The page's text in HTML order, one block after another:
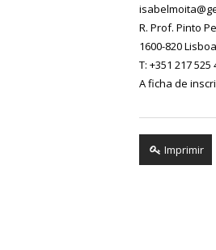
R. Prof. Pinto
1600-820 Lisboa
T: +351 217 525
A ficha de
Imprimir